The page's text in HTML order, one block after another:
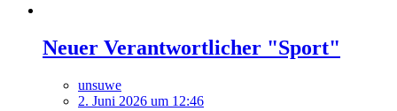
Neuer Verantwortlicher "Sport"
unsuwe
2. Juni 2026 um 12:46